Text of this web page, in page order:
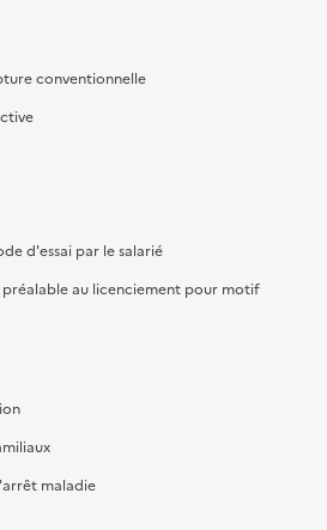
conventionnelle
d'essai par le salarié
au licenciement pour motif
maladie